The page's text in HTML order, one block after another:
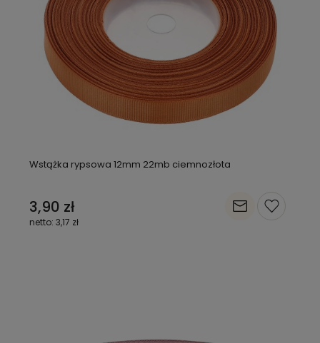
Wstążka rypsowa 12mm 22mb ciemnozłota
3,90 zł
3,17 zł